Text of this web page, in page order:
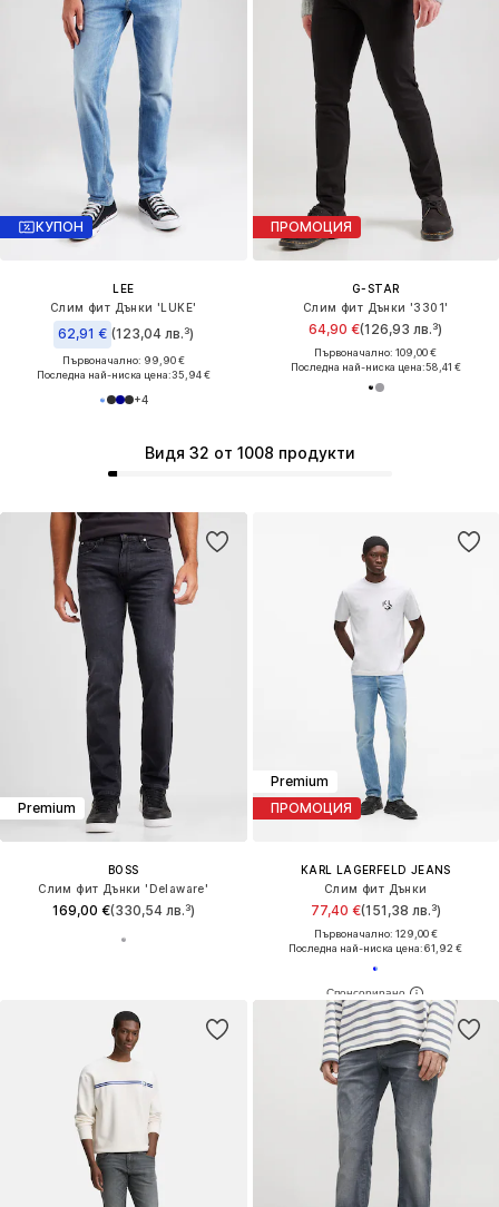
КУПОН
LEE
Слим фит Дънки 'LUKE'
62,91 € (123,04 лв.³)
Първоначално: 99,90 €
Последна най-ниска цена:35,94 €
+4
ПРОМОЦИЯ
G-STAR
Слим фит Дънки '3301'
64,90 €(126,93 лв.³)
Първоначално: 109,00 €
Последна най-ниска цена:58,41 €
Premium
BOSS
Слим фит Дънки 'Delaware'
169,00 €(330,54 лв.³)
Premium
ПРОМОЦИЯ
KARL LAGERFELD JEANS
Слим фит Дънки
77,40 €(151,38 лв.³)
Първоначално: 129,00 €
Последна най-ниска цена:61,92 €
Видя 32 от 1008 продукти